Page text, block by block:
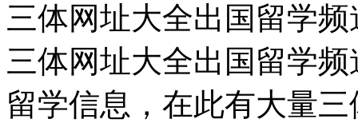
三体网址大全出国留学频
三体网址大全出国留学
留学信息，在此有大量